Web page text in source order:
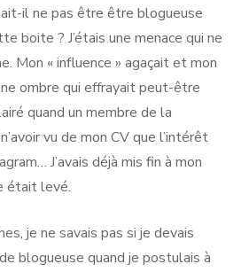
il ne pas être être blogueuse
boite ? J’étais une menace qui ne
Mon « influence » agaçait et mon
ombre qui effrayait peut-être
quand un membre de la
vu de mon CV que l’intérêt
J’avais déjà mis fin à mon
était levé.
je ne savais pas si je devais
blogueuse quand je postulais à